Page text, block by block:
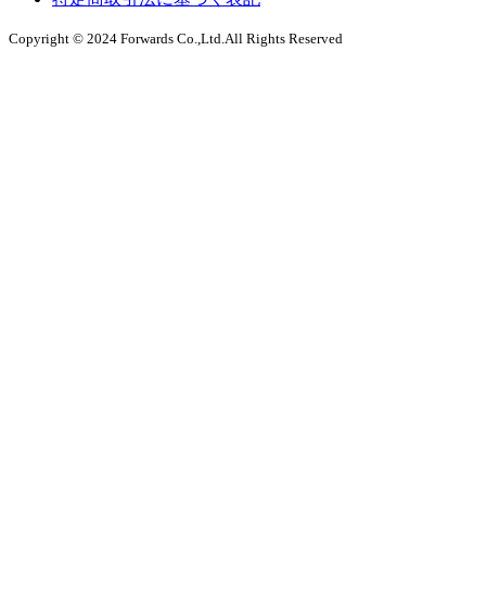
Copyright © 2024 Forwards Co.,Ltd.All Rights Reserved